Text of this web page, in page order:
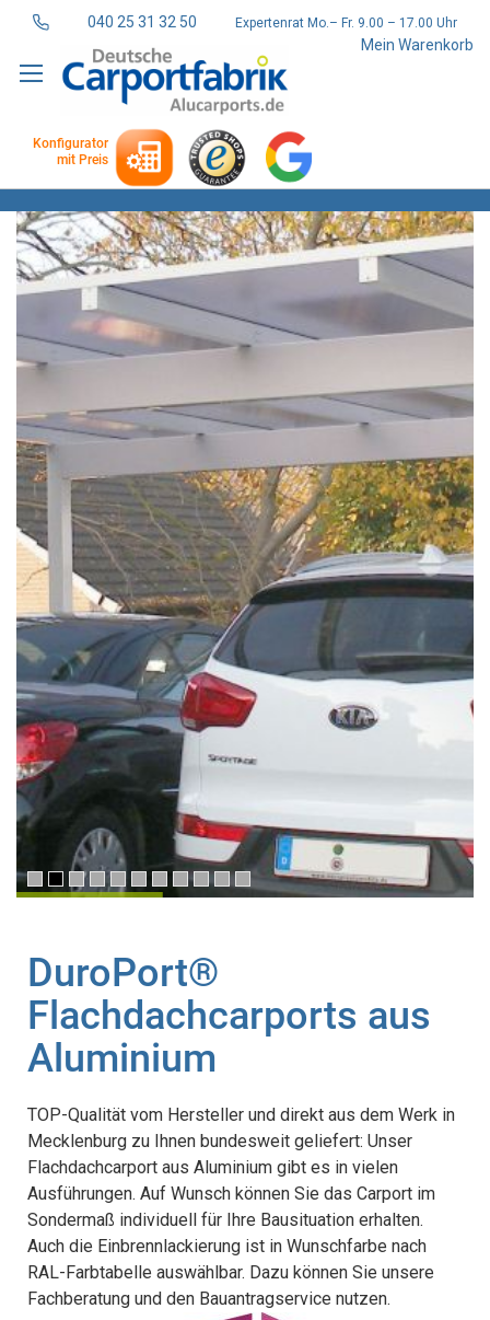
040 25 31 32 50 Expertenrat Mo.– Fr. 9.00 – 17.00 Uhr
Mein Warenkorb
zum
Konfigurator
mit Preis
DuroPort®
Flachdachcarports aus
Aluminium
TOP-Qualität vom Hersteller und direkt aus dem Werk in
Mecklenburg zu Ihnen bundesweit geliefert: Unser
Flachdachcarport aus Aluminium gibt es in vielen
Ausführungen. Auf Wunsch können Sie das Carport im
Sondermaß individuell für Ihre Bausituation erhalten.
Auch die Einbrennlackierung ist in Wunschfarbe nach
RAL-Farbtabelle auswählbar. Dazu können Sie unsere
Fachberatung und den Bauantragservice nutzen.